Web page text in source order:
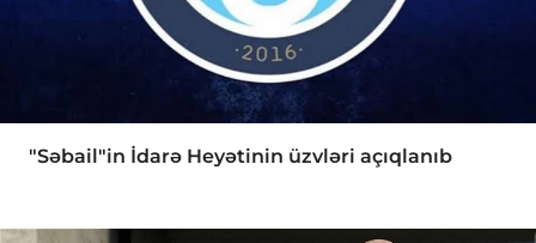
"Səbail"in İdarə Heyətinin üzvləri açıqlanıb